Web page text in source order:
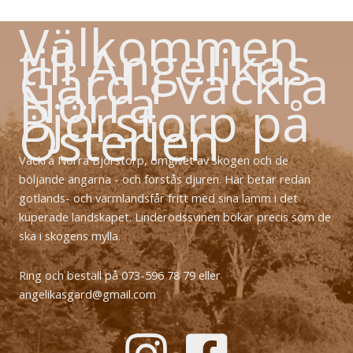
Välkommen
till Angelikas
Gård i vackra
Norra
Björstorp på
Österlen
Vackra Norra Björstorp, omgivet av skogen och de
böljande ängarna - och förstås djuren. Här betar redan
gotlands- och värmlandsfår fritt med sina lamm i det
kuperade landskapet. Linderödssvinen bökar precis som de
ska i skogens mylla.
Ring och beställ på 073-596 78 79 eller
angelikasgard@gmail.com